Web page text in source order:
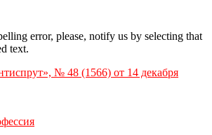
error, please, notify us by selecting that
text.
№ 48 (1566) от 14 декабря